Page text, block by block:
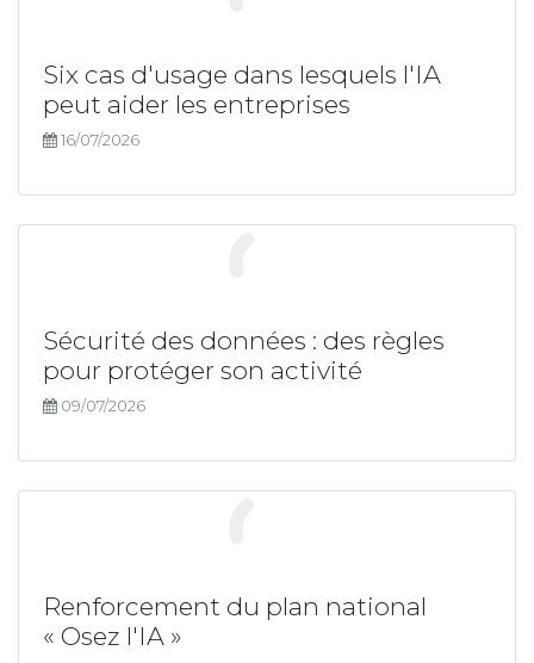
Six cas d'usage dans lesquels l'IA
peut aider les entreprises
16/07/2026
Sécurité des données : des règles
pour protéger son activité
09/07/2026
Renforcement du plan national
« Osez l'IA »